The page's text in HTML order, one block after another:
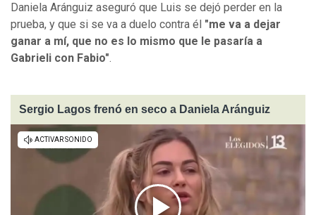
Daniela Aránguiz aseguró que Luis se dejó perder en la
prueba, y que si se va a duelo contra él "me va a dejar
ganar a mí, que no es lo mismo que le pasaría a
Gabrieli con Fabio".
Sergio Lagos frenó en seco a Daniela Aránguiz